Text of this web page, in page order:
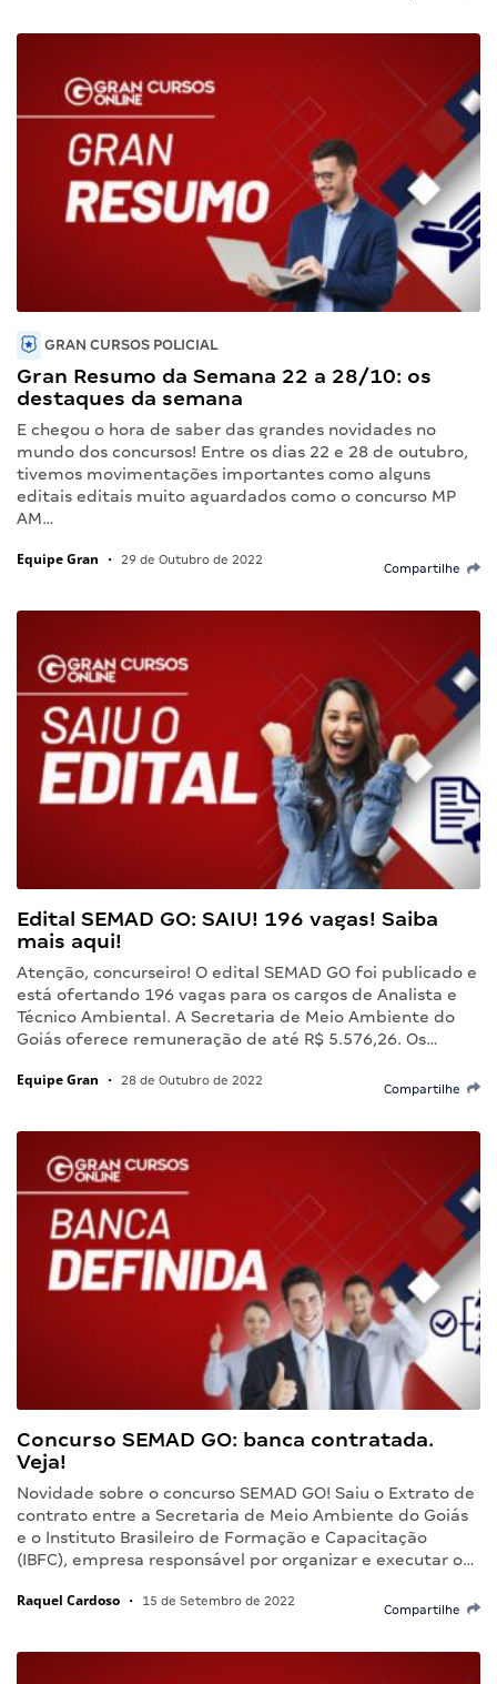
GRAN CURSOS POLICIAL
Gran Resumo da Semana 22 a 28/10: os
destaques da semana
E chegou o hora de saber das grandes novidades no
mundo dos concursos! Entre os dias 22 e 28 de outubro,
tivemos movimentações importantes como alguns
editais editais muito aguardados como o concurso MP
AM…
Equipe Gran • 29 de Outubro de 2022
Compartilhe
Edital SEMAD GO: SAIU! 196 vagas! Saiba
mais aqui!
Atenção, concurseiro! O edital SEMAD GO foi publicado e
está ofertando 196 vagas para os cargos de Analista e
Técnico Ambiental. A Secretaria de Meio Ambiente do
Goiás oferece remuneração de até R$ 5.576,26. Os…
Equipe Gran • 28 de Outubro de 2022
Compartilhe
Concurso SEMAD GO: banca contratada.
Veja!
Novidade sobre o concurso SEMAD GO! Saiu o Extrato de
contrato entre a Secretaria de Meio Ambiente do Goiás
e o Instituto Brasileiro de Formação e Capacitação
(IBFC), empresa responsável por organizar e executar o…
Raquel Cardoso • 15 de Setembro de 2022
Compartilhe